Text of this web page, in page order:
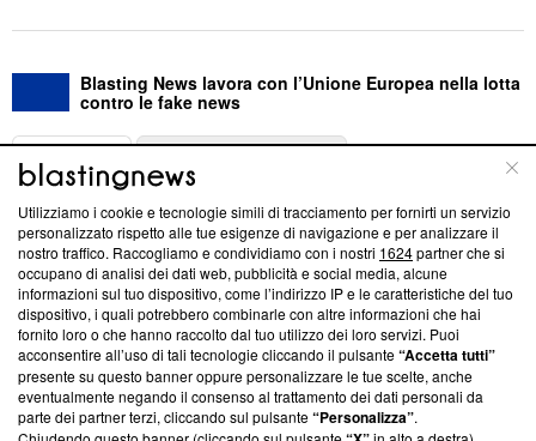
Blasting News lavora con l’Unione Europea nella lotta
contro le fake news
ABOUT
Questa sezione offre informazioni trasparenti su Blasting
News, sui nostri processi editoriali e su come ci impegniamo a
creare news di qualità. Inoltre, afferma la nostra aderenza a
‘Trust Project - News with Integrity’Blasting News non è
ancora membro del programma, ma ha richiesto di farne
parte; Trust Project non ha ancora effettuato una verifica di
conformità agli standard.
Su di noi
Utilizziamo i cookie e tecnologie simili di tracciamento per fornirti un servizio
personalizzato rispetto alle tue esigenze di navigazione e per analizzare il
nostro traffico. Raccogliamo e condividiamo con i nostri 1624partner che si
occupano di analisi dei dati web, pubblicità e social media, alcune
informazioni sul tuo dispositivo, come l’indirizzo IP e le caratteristiche del tuo
dispositivo, i quali potrebbero combinarle con altre informazioni che hai
fornito loro o che hanno raccolto dal tuo utilizzo dei loro servizi. Puoi
acconsentire all’uso di tali tecnologie cliccando il pulsante“Accetta tutti”
presente su questo banner oppure personalizzare le tue scelte, anche
eventualmente negando il consenso al trattamento dei dati personali da
parte dei partner terzi, cliccando sul pulsante“Personalizza”.